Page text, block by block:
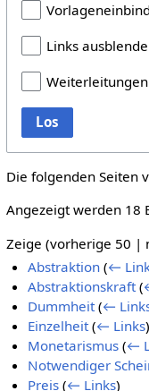
Links
Los
Die folgenden Seiten
Angezeigt werden 18
Zeige (vorherige 50 |
Abstraktion (←
Abstraktionskraft (
Dummheit (←
Einzelheit (← Links)
Monetarismus (←
Notwendiger
Preis (← Links)